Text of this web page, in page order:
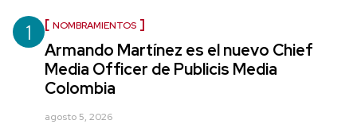
1 NOMBRAMIENTOS
Armando Martínez es el nuevo Chief
Media Officer de Publicis Media
Colombia
agosto 5, 2026